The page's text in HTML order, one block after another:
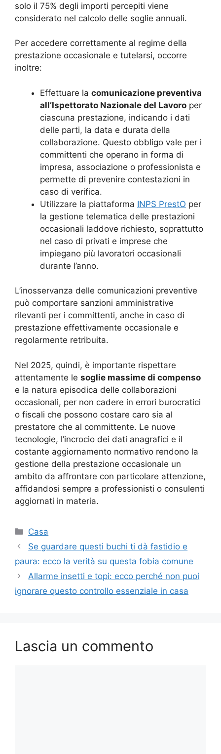
solo il 75% degli importi percepiti viene
considerato nel calcolo delle soglie annuali.
Per accedere correttamente al regime della
prestazione occasionale e tutelarsi, occorre
inoltre:
Effettuare la comunicazione preventiva
all’Ispettorato Nazionale del Lavoro per
ciascuna prestazione, indicando i dati
delle parti, la data e durata della
collaborazione. Questo obbligo vale per i
committenti che operano in forma di
impresa, associazione o professionista e
permette di prevenire contestazioni in
caso di verifica.
Utilizzare la piattaforma INPS PrestO per
la gestione telematica delle prestazioni
occasionali laddove richiesto, soprattutto
nel caso di privati e imprese che
impiegano più lavoratori occasionali
durante l’anno.
L’inosservanza delle comunicazioni preventive
può comportare sanzioni amministrative
rilevanti per i committenti, anche in caso di
prestazione effettivamente occasionale e
regolarmente retribuita.
Nel 2025, quindi, è importante rispettare
attentamente le soglie massime di compenso
e la natura episodica delle collaborazioni
occasionali, per non cadere in errori burocratici
o fiscali che possono costare caro sia al
prestatore che al committente. Le nuove
tecnologie, l’incrocio dei dati anagrafici e il
costante aggiornamento normativo rendono la
gestione della prestazione occasionale un
ambito da affrontare con particolare attenzione,
affidandosi sempre a professionisti o consulenti
aggiornati in materia.
Categorie
Casa
Se guardare questi buchi ti dà fastidio e
paura: ecco la verità su questa fobia comune
Allarme insetti e topi: ecco perché non puoi
ignorare questo controllo essenziale in casa
Lascia un commento